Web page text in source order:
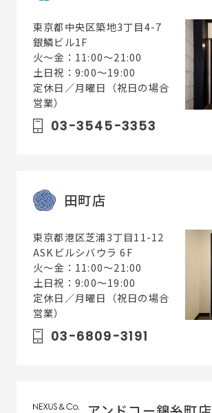
東京都中央区築地3丁目4-7
銀鱗ビル1F
火〜金：11:00～21:00
土日祝：9:00～19:00
定休日／月曜日（祝日の場合
営業）
03-3545-3353
田町店
東京都港区芝浦3丁目11-12
ASKビルシバウラ 6F
火〜金：11:00～21:00
土日祝：9:00～19:00
定休日／月曜日（祝日の場合
営業）
03-6809-3191